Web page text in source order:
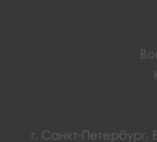
г. Санкт-